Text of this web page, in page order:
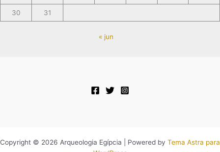
30 31
« jun
Copyright © 2026 Arqueologia Egípcia | Powered by Tema Astra para